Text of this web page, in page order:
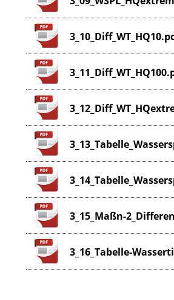
3_15_Maßn-
3_16_Tabelle-